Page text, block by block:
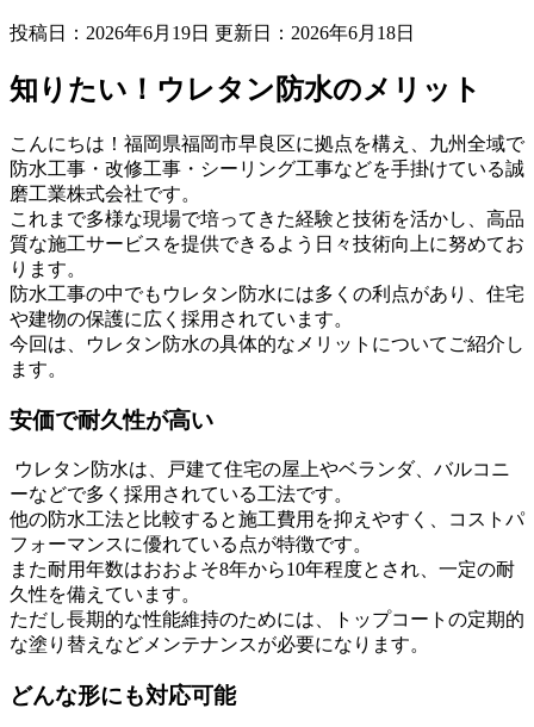
投稿日：2026年6月19日 更新日： 2026年6月18日
知りたい！ウレタン防水のメリット
こんにちは！福岡県福岡市早良区に拠点を構え、九州全域で
防水工事・改修工事・シーリング工事などを手掛けている誠
磨工業株式会社です。
これまで多様な現場で培ってきた経験と技術を活かし、高品
質な施工サービスを提供できるよう日々技術向上に努めてお
ります。
防水工事の中でもウレタン防水には多くの利点があり、住宅
や建物の保護に広く採用されています。
今回は、ウレタン防水の具体的なメリットについてご紹介し
ます。
安価で耐久性が高い
ウレタン防水は、戸建て住宅の屋上やベランダ、バルコニ
ーなどで多く採用されている工法です。
他の防水工法と比較すると施工費用を抑えやすく、コストパ
フォーマンスに優れている点が特徴です。
また耐用年数はおおよそ8年から10年程度とされ、一定の耐
久性を備えています。
ただし長期的な性能維持のためには、トップコートの定期的
な塗り替えなどメンテナンスが必要になります。
どんな形にも対応可能